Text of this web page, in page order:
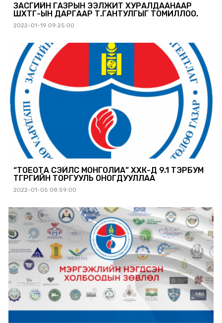
ЗАСГИЙН ГАЗРЫН ЭЭЛЖИТ ХУРАЛДААНААР
ШӨХТГ-ЫН ДАРГААР Т.ГАНТУЛГЫГ ТОМИЛЛОО.
2022-01-19 09:25:00
“ТОЁОТА СЭЙЛС МОНГОЛИА” ХХК-Д 9.1 ТЭРБУМ
ТӨГРӨГИЙН ТОРГУУЛЬ ОНОГДУУЛЛАА
2022-01-05 08:59:00